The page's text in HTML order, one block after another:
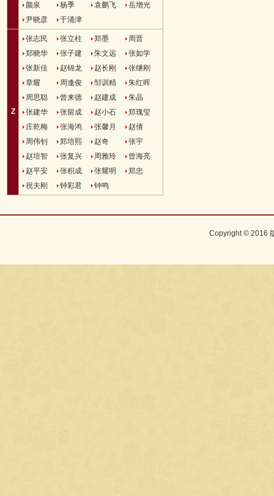
颜泉
杨季 袁鹏飞
岳增光
尹晓彦
于涌津
Z
张志民 张立柱 郑墨
周晋
郑晓华
张子建 朱文远
张如学
张新佳
赵锦龙 赵长刚
张继刚
章耀
周逢俊 邹训精
朱红晖
周思聪
曾来德 赵建成
朱晶
张建华
张留成 赵小石
郑瑰玺
庄乾梅
张海鸿 张馨月
赵倩
周伟钊
郑培熙 赵奇
张宇
赵培智
张复兴 周雅玲
曾海亮
赵平安
张积成 张耀明
郑忠
祝夫刚
钟彩君 钟鸣
Copyright © 2016